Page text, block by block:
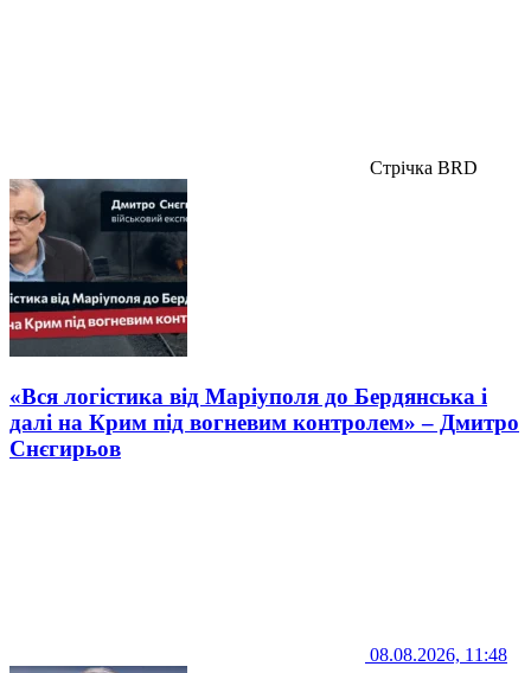
Стрічка BRD
«Вся логістика від Маріуполя до Бердянська і
далі на Крим під вогневим контролем» – Дмитро
Снєгирьов
08.08.2026, 11:48